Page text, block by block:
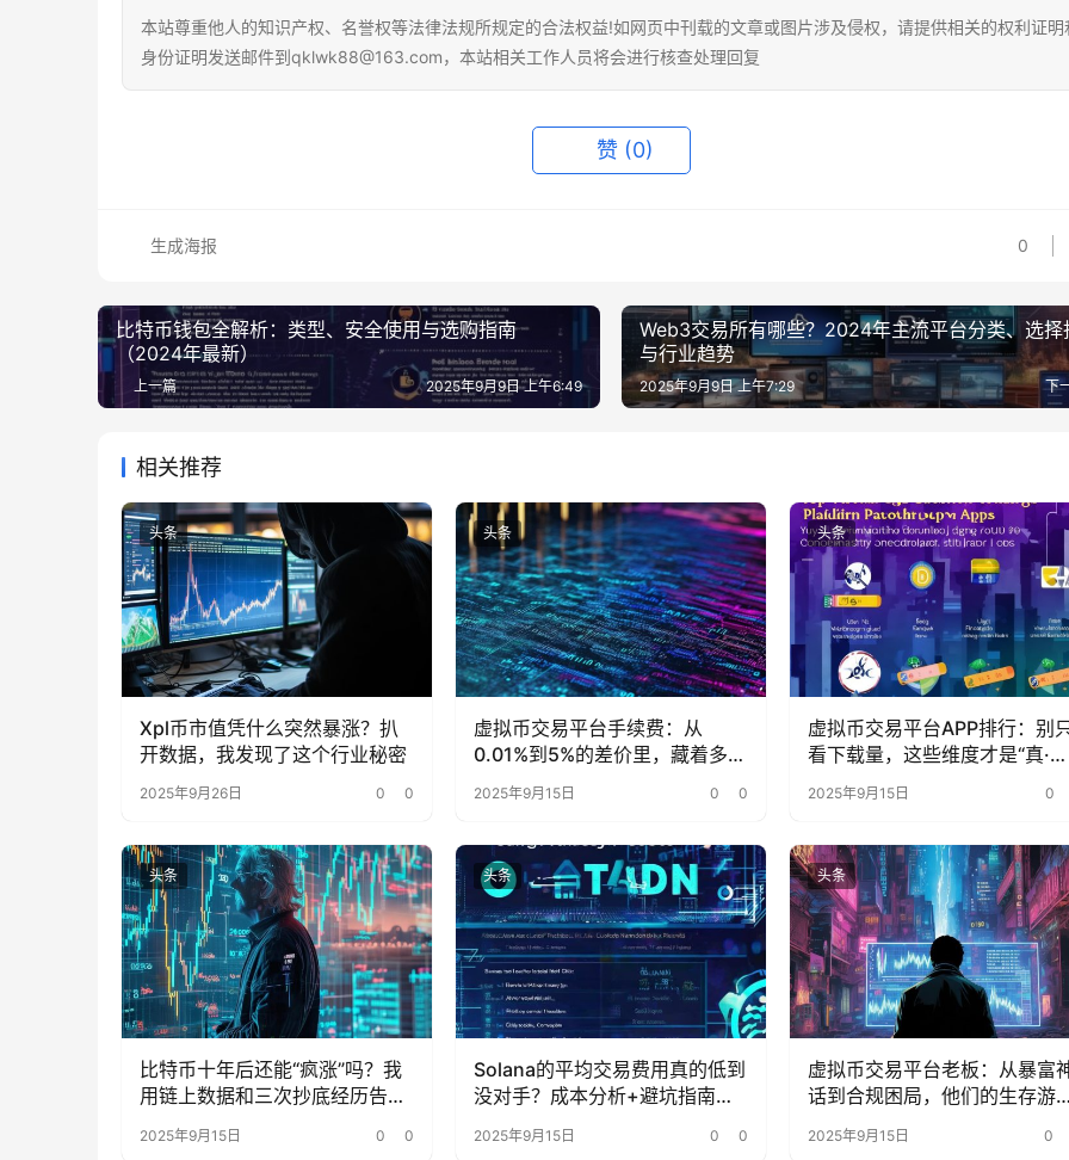
本站尊重他人的知识产权、名誉权等法律法规所规定的合法权益!如网页中刊载的文章或图片涉及侵权，请提供相关的权利证明
身份证明发送邮件到qklwk88@163.com，本站相关工作人员将会进行核查处理回复
赞 (0)
0
生成海报
比特币钱包全解析：类型、安全使用与选购指南
（2024年最新）
上一篇 2025年9月9日 上午6:49
Web3交易所有哪些？2024年主流平台分类、选择
与行业趋势
下
2025年9月9日 上午7:29
相关推荐
头条
Xpl币市值凭什么突然暴涨？扒
开数据，我发现了这个行业秘密
2025年9月26日 0 0
头条
虚拟币交易平台手续费：从
0.01%到5%的差价里，藏着多少
被忽略的省钱密码？
2025年9月15日 0 0
头条
虚拟币交易平台APP排行：别
看下载量，这些维度才是“真·核
心指标”
2025年9月15日 0
头条
比特币十年后还能“疯涨”吗？我
用链上数据和三次抄底经历告诉
2025年9月15日 0 0
头条
Solana的平均交易费用真的低到
没对手？成本分析+避坑指南来
2025年9月15日 0 0
头条
虚拟币交易平台老板：从暴富
话到合规困局，他们的生存游戏
变了？
2025年9月15日 0